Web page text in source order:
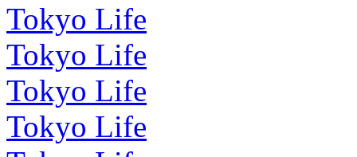
Tokyo Life
Tokyo Life
Tokyo Life
Tokyo Life